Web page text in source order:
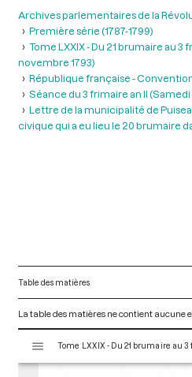
Archives parlementaires de la
Première série (1787-1799)
Tome LXXIX - Du 21 brumaire au 3
novembre 1793)
République française -
Séance du 3 frimaire an II
Lettre de la municipalité de
civique qui a eu lieu le 20 brumaire
Table des matières
La table des matières ne contient aucune
s